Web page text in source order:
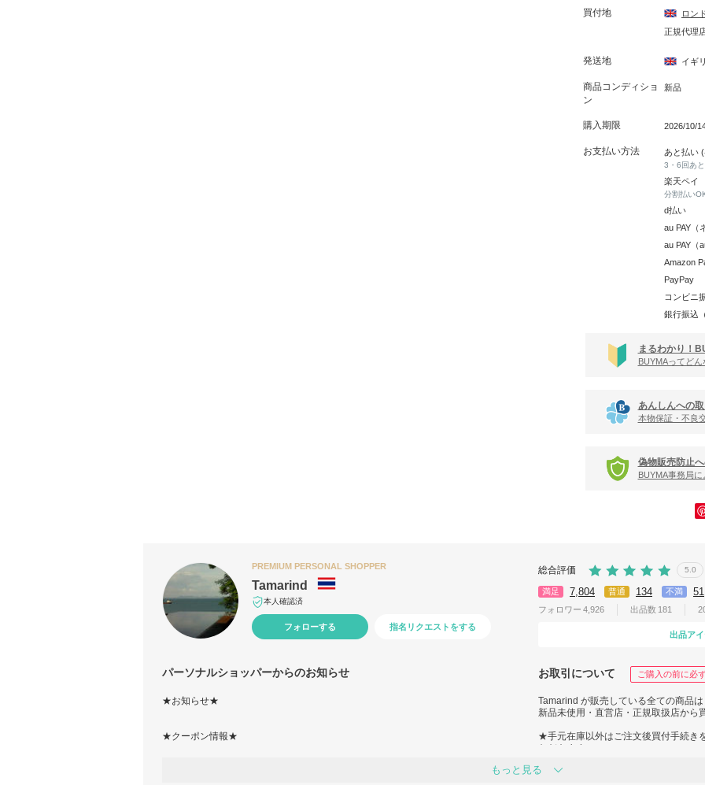
買付地
ロン
正規代理
発送地 イギ
商品コンディショ
ン
新品
購入期限 2026/10/
お支払い方法 あと払い
3・6回あ
楽天ペイ
分割払い
d払い
au PAY（
au PAY（
Amazon
PayPay
コンビニ
銀行振込
まるわかり！
BUYMAってど
あんしんへの
本物保証・不良
偽物販売防止
BUYMA事務局
PREMIUM PERSONAL SHOPPER
Tamarind
本人確認済
フォローする 指名リクエストをする
総合評価 5.0
満足 7,804 普通 134 不満 51
フォロワー 4,926 出品数 181
出品ア
パーソナルショッパーからのお知らせ お取引について ご購入の前に必
★お知らせ★
★クーポン情報★
Tamarind が販売している全ての商品は
新品未使用・直営店・正規取扱店から
★手元在庫以外はご注文後買付手続き
ただきます。
★買付後、検品の上商品発送します。
もっと見る